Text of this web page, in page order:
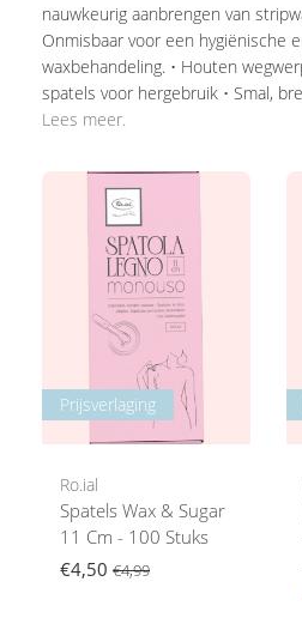
nauwkeurig aanbrengen van
Onmisbaar voor een hygiënische
waxbehandeling. • Houten
spatels voor hergebruik • Smal,
Lees meer.
Prijsverlaging
Ro.ial
Spatels Wax & Sugar
11 Cm - 100 Stuks
€4,50 €4,99